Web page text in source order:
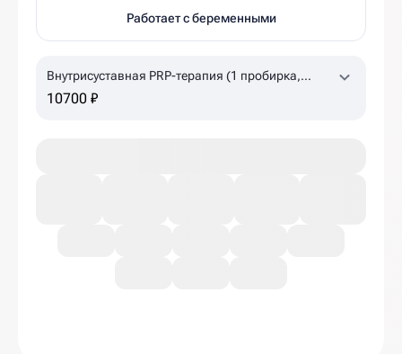
Работает с беременными
Внутрисуставная PRP-терапия (1 пробирка,
коленный, плечевой суставы)
10700 ₽